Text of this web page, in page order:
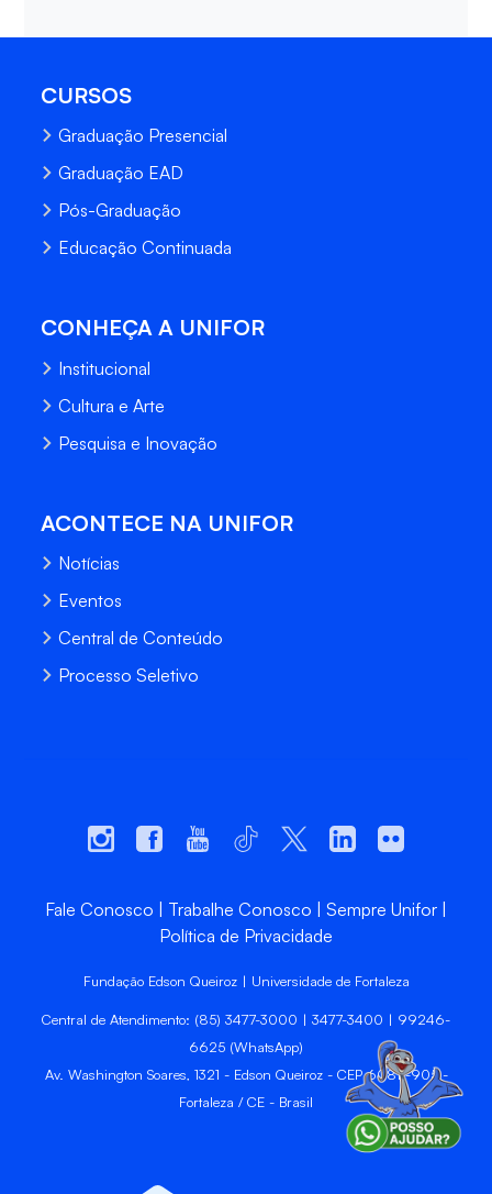
CURSOS
Graduação Presencial
Graduação EAD
Pós-Graduação
Educação Continuada
CONHEÇA A UNIFOR
Institucional
Cultura e Arte
Pesquisa e Inovação
ACONTECE NA UNIFOR
Notícias
Eventos
Central de Conteúdo
Processo Seletivo
Fale Conosco Trabalhe Conosco
Sempre Unifor
Política de Privacidade
Fundação Edson Queiroz | Universidade de Fortaleza
Central de Atendimento: (85) 3477-3000 | 3477-3400 | 99246-
6625 (WhatsApp)
Av. Washington Soares, 1321 - Edson Queiroz - CEP 60811-905 -
Fortaleza / CE - Brasil